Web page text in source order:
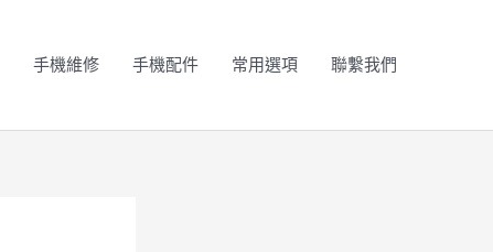
手機維修 手機配件 常用選項 聯繫我們